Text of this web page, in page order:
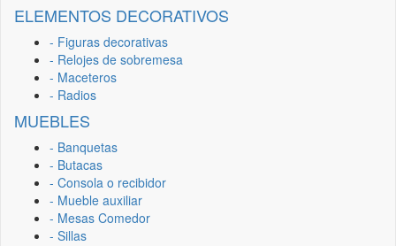
ELEMENTOS DECORATIVOS
- Figuras decorativas
- Relojes de sobremesa
- Maceteros
- Radios
MUEBLES
- Banquetas
- Butacas
- Consola o recibidor
- Mueble auxiliar
- Mesas Comedor
- Sillas